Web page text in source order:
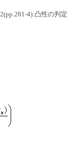
4):凸性の判定